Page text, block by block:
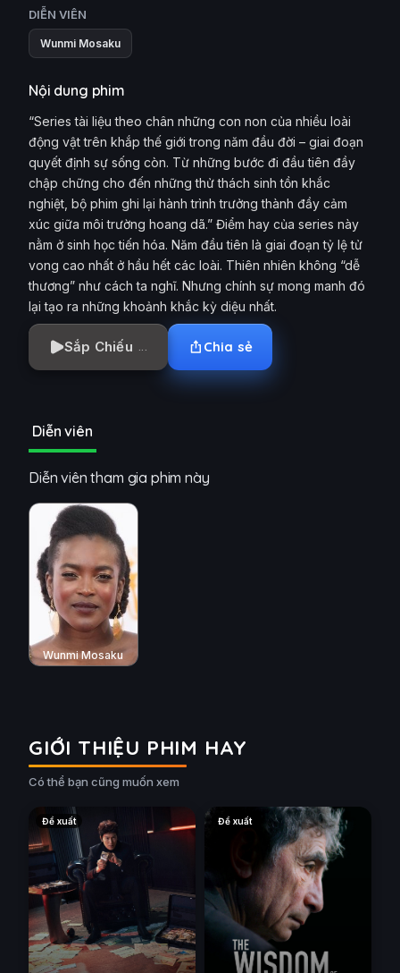
DIỄN VIÊN
Wunmi Mosaku
Nội dung phim
“Series tài liệu theo chân những con non của nhiều loài
động vật trên khắp thế giới trong năm đầu đời – giai đoạn
quyết định sự sống còn. Từ những bước đi đầu tiên đầy
chập chững cho đến những thử thách sinh tồn khắc
nghiệt, bộ phim ghi lại hành trình trưởng thành đầy cảm
xúc giữa môi trường hoang dã.” Điểm hay của series này
nằm ở sinh học tiến hóa. Năm đầu tiên là giai đoạn tỷ lệ tử
vong cao nhất ở hầu hết các loài. Thiên nhiên không “dễ
thương” như cách ta nghĩ. Nhưng chính sự mong manh đó
lại tạo ra những khoảnh khắc kỳ diệu nhất.
Sắp Chiếu Chia sẻ
Diễn viên
Diễn viên tham gia phim này
Wunmi Mosaku
GIỚI THIỆU PHIM HAY
Có thể bạn cũng muốn xem
Đề xuất Đề xuất